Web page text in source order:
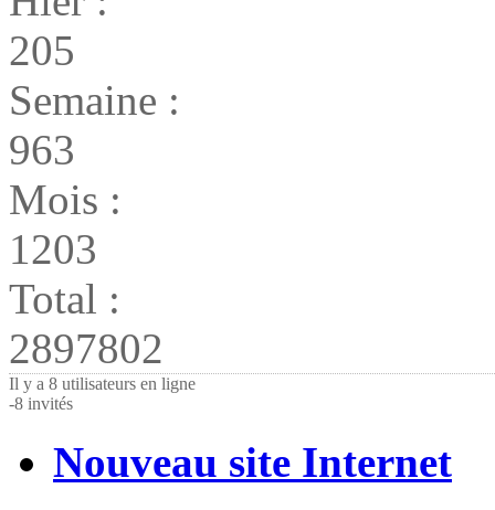
205
Semaine :
963
Mois :
1203
Total :
2897802
Il y a 8 utilisateurs en ligne
-8 invités
Nouveau site Internet